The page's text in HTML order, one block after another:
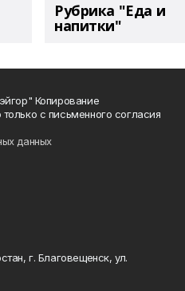
Рубрика "Еда и
напитки"
Копирование
с письменного согласия
данных
г. Благовещенск, ул.